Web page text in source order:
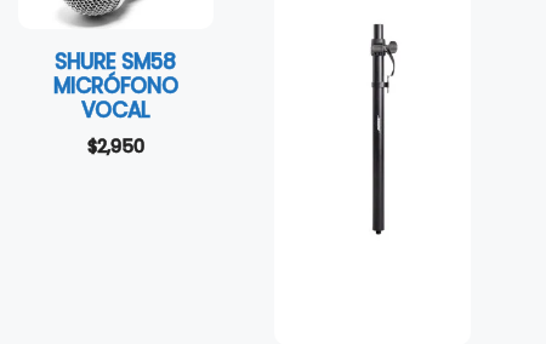
SHURE SM58
MICRÓFONO
VOCAL
$2,950